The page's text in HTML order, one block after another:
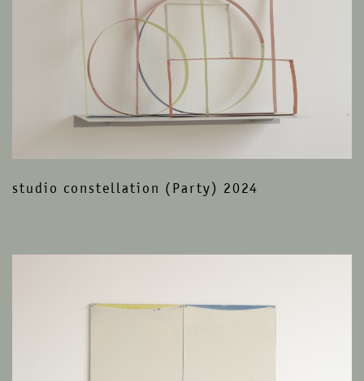
studio constellation (Party) 2024